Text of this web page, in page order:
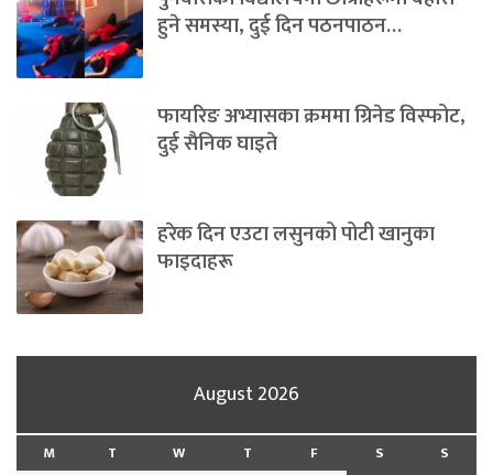
हुने समस्या, दुई दिन पठनपाठन…
फायरिङ अभ्यासका क्रममा ग्रिनेड विस्फोट,
दुई सैनिक घाइते
हरेक दिन एउटा लसुनको पोटी खानुका
फाइदाहरू
August 2026
M T W T F S
S